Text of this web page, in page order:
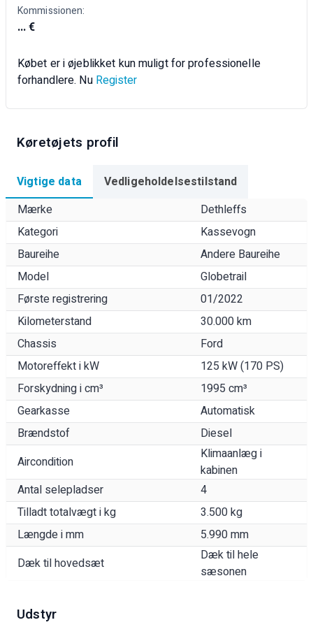
Kommissionen:
... €
Købet er i øjeblikket kun muligt for professionelle
forhandlere. Nu Register
Køretøjets profil
Vigtige data
Vedligeholdelsestilstand
Mærke
Dethleffs
Kategori
Kassevogn
Baureihe
Andere Baureihe
Model
Globetrail
Første registrering
01/2022
Kilometerstand
30.000 km
Chassis
Ford
Motoreffekt i kW
125 kW (170 PS)
Forskydning i cm³
1995 cm³
Gearkasse
Automatisk
Brændstof
Diesel
Aircondition
Klimaanlæg i
kabinen
Antal selepladser
4
Tilladt totalvægt i kg
3.500 kg
Længde i mm
5.990 mm
Dæk til hovedsæt
Dæk til hele
sæsonen
Udstyr